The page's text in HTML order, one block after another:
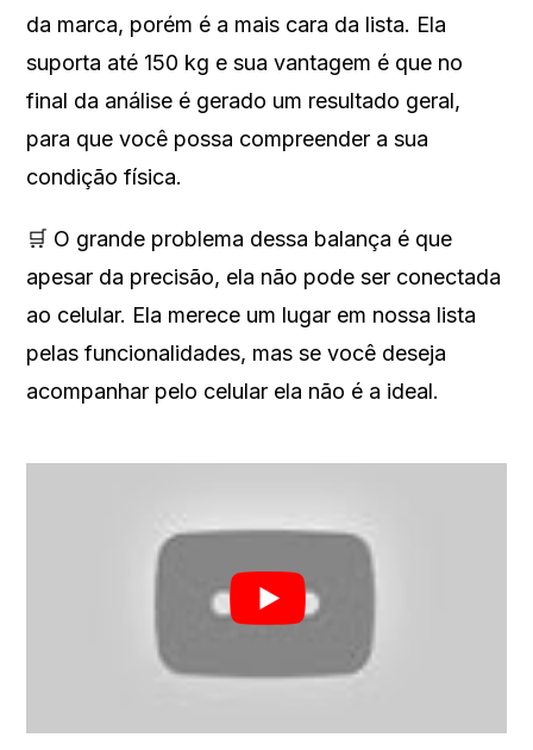
da marca, porém é a mais cara da lista. Ela
suporta até 150 kg e sua vantagem é que no
final da análise é gerado um resultado geral,
para que você possa compreender a sua
condição física.
🛒 O grande problema dessa balança é que
apesar da precisão, ela não pode ser conectada
ao celular. Ela merece um lugar em nossa lista
pelas funcionalidades, mas se você deseja
acompanhar pelo celular ela não é a ideal.